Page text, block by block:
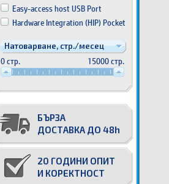
Easy-access host USB Port
Hardware Integration (HIP) Pocket
Натоварване, стр./месец
0 стр. 15000 стр.
БЪРЗА
ДОСТАВКА ДО 48h
20 ГОДИНИ ОПИТ
И КОРЕКТНОСТ